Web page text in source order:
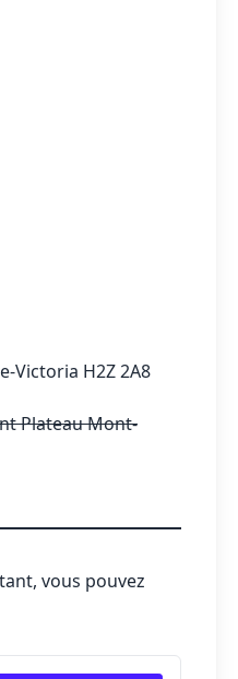
Victoria H2Z 2A8
Plateau Mont-
vous pouvez